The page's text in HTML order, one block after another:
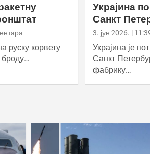
руску корвету
броду…
Украјина
Санкт
3. јун 2026. |
Украјина је
Санкт
фабрику…